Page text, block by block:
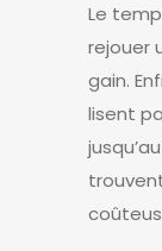
Le
rejouer
gain.
lisent